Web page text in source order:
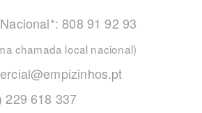
808 91 92 93
chamada local nacional)
229 618 337